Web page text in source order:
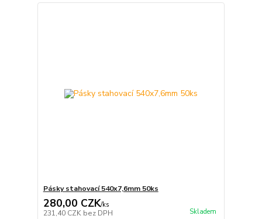
Pásky stahovací 540x7,6mm 50ks
280,00 CZK/ks
231,40 CZK bez DPH Skladem